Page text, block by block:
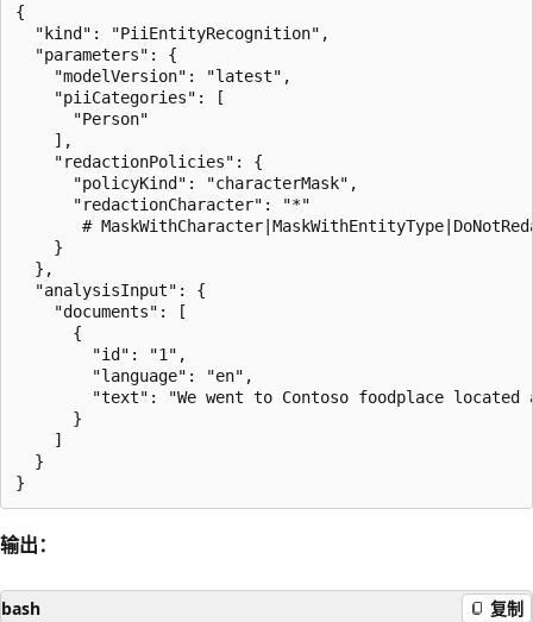
{
  "kind": "PiiEntityRecognition",
  "parameters": {
    "modelVersion": "latest",
    "piiCategories": [
      "Person"
    ],
    "redactionPolicies": {
      "policyKind": "characterMask",
      "redactionCharacter": "*"
#
    }
  },
  "analysisInput": {
    "documents": [
      {
        "id": "1",
        "language": "en",
"text": "We went to Contoso foodplace
      }
    ]
  }
输出：
bash 复制